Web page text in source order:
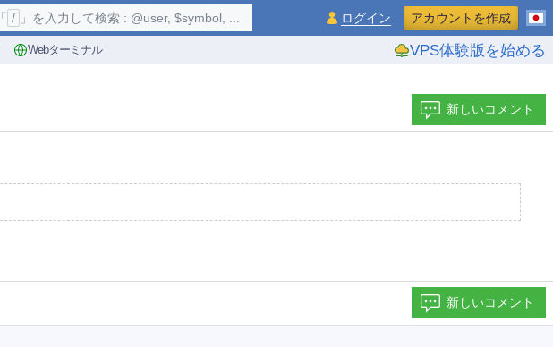
Webターミナル VPS体験版を始める
「 / 」を入力して検索 : @user, $symbol, ... ログイン アカウントを作成
新しいコメント
新しいコメント